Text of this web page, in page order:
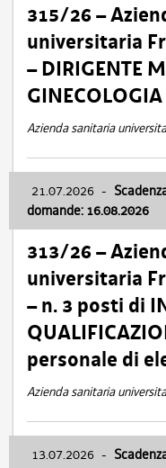
315/26 –
universitaria
– DIRIGENTE
Azienda sanitaria
21.07.2026 -
domande: 16.08.2026
313/26 –
universitaria
– n. 3 posti di
personale di
Azienda sanitaria
13.07.2026 -